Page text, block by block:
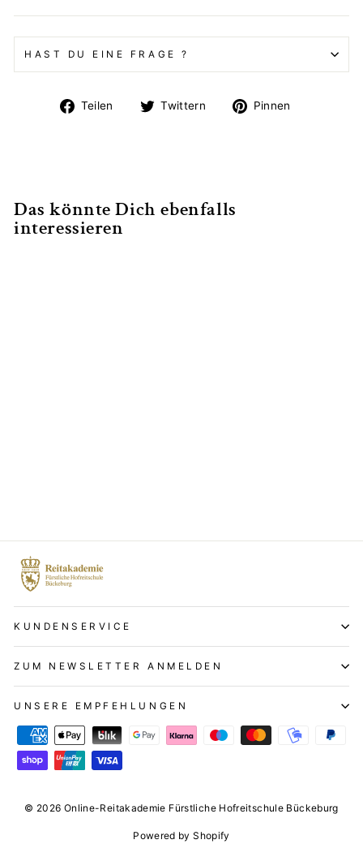
HAST DU EINE FRAGE ?
Teilen
Auf
Twittern
Auf
Pinnen
Das könnte Dich ebenfalls
interessieren
KUNDENSERVICE
ZUM NEWSLETTER ANMELDEN
UNSERE EMPFEHLUNGEN
© 2026 Online-Reitakademie Fürstliche Hofreitschule Bückeburg
Powered by Shopify